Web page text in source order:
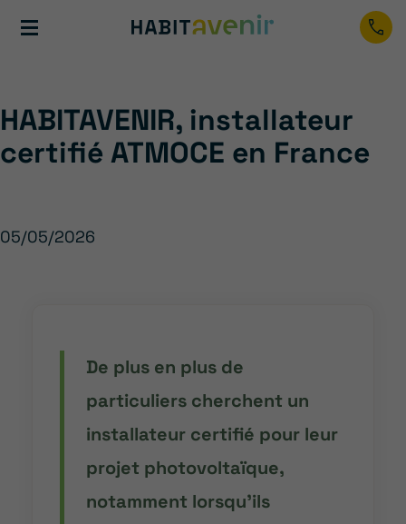
ÉNERGIE RENOUVELABLE
HABITAVENIR, installateur
certifié ATMOCE en France
05/05/2026
De plus en plus de
particuliers cherchent un
installateur certifié pour leur
projet photovoltaïque,
notamment lorsqu’ils